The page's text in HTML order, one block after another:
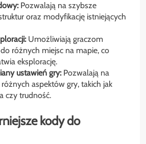
Pozwalają na szybsze
oraz modyfikację istniejących
Umożliwiają graczom
różnych miejsc na mapie, co
eksplorację.
ustawień gry:Pozwalają na
aspektów gry, takich jak
czy trudność.
kody do